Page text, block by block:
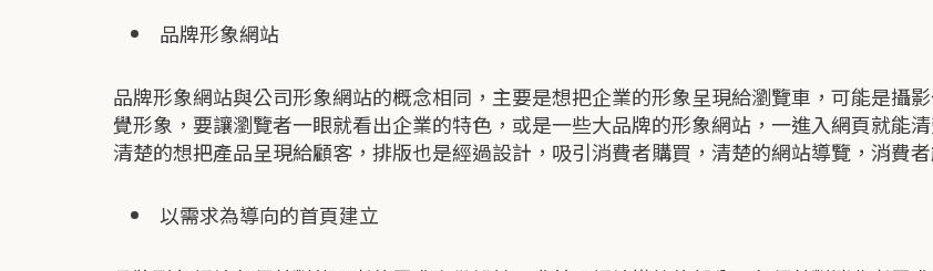
品牌形象網站
品牌形象網站與公司形象網站的概念相同，主要是想把企業的形象呈現給瀏覽車，可能是攝
覺形象，要讓瀏覽者一眼就看出企業的特色，或是一些大品牌的形象網站，一進入網頁就能
清楚的想把產品呈現給顧客，排版也是經過設計，吸引消費者購買，清楚的網站導覽，消費
以需求為導向的首頁建立